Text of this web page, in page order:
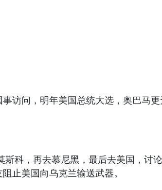
问，明年美国总统大选，奥巴马
，再去慕尼黑，最后去美国，讨
止美国向乌克兰输送武器。